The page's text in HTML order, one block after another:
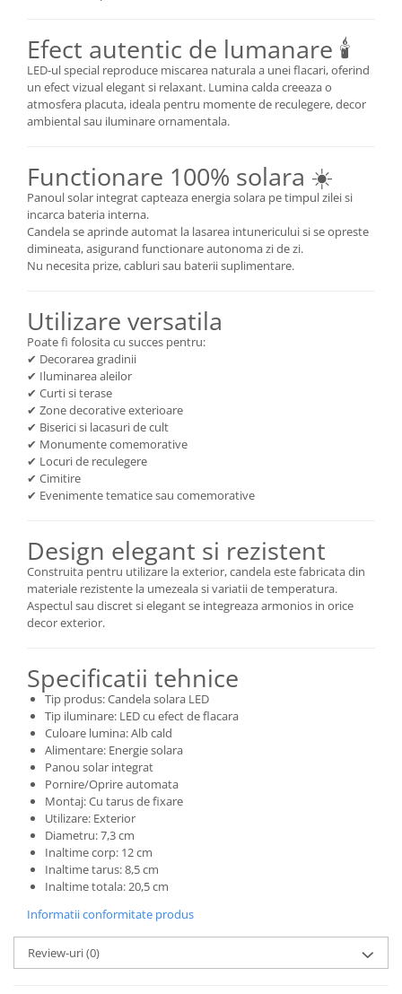
Efect autentic de lumanare 🕯️
LED-ul special reproduce miscarea naturala a unei flacari, oferind
un efect vizual elegant si relaxant. Lumina calda creeaza o
atmosfera placuta, ideala pentru momente de reculegere, decor
ambiental sau iluminare ornamentala.
Functionare 100% solara ☀️
Panoul solar integrat capteaza energia solara pe timpul zilei si
incarca bateria interna.
Candela se aprinde automat la lasarea intunericului si se opreste
dimineata, asigurand functionare autonoma zi de zi.
Nu necesita prize, cabluri sau baterii suplimentare.
Utilizare versatila
Poate fi folosita cu succes pentru:
✔ Decorarea gradinii
✔ Iluminarea aleilor
✔ Curti si terase
✔ Zone decorative exterioare
✔ Biserici si lacasuri de cult
✔ Monumente comemorative
✔ Locuri de reculegere
✔ Cimitire
✔ Evenimente tematice sau comemorative
Design elegant si rezistent
Construita pentru utilizare la exterior, candela este fabricata din
materiale rezistente la umezeala si variatii de temperatura.
Aspectul sau discret si elegant se integreaza armonios in orice
decor exterior.
Specificatii tehnice
Tip produs: Candela solara LED
Tip iluminare: LED cu efect de flacara
Culoare lumina: Alb cald
Alimentare: Energie solara
Panou solar integrat
Pornire/Oprire automata
Montaj: Cu tarus de fixare
Utilizare: Exterior
Diametru: 7,3 cm
Inaltime corp: 12 cm
Inaltime tarus: 8,5 cm
Inaltime totala: 20,5 cm
Informatii conformitate produs
Review-uri(0)